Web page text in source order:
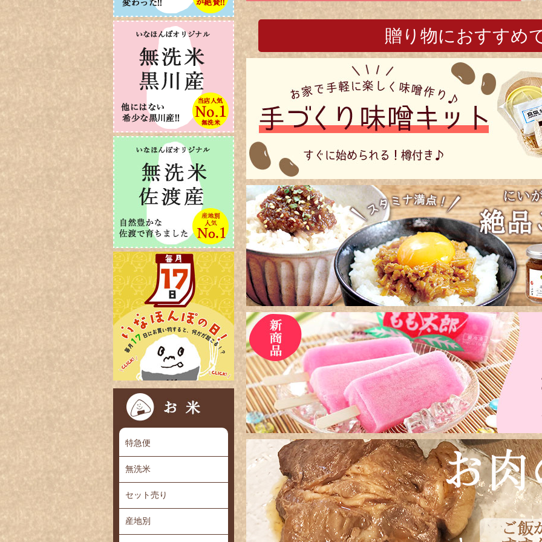
特急便
無洗米
セット売り
産地別
贈り物におすすめ